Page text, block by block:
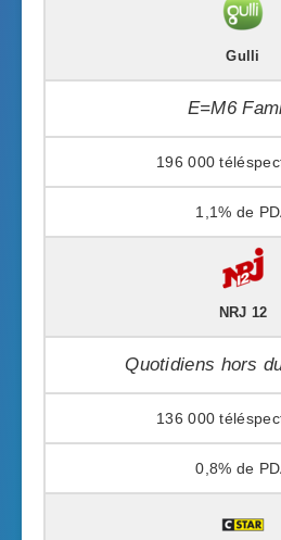
Gulli
E=M6
196 000
1,1%
NRJ 12
Quotidiens hors
136 000
0,8%